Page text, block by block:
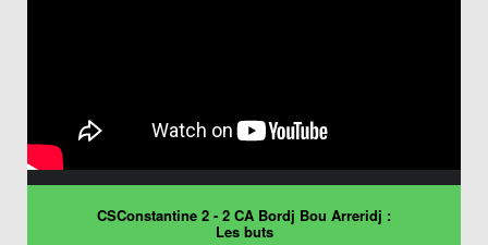
CSConstantine 2 - 2 CA Bordj Bou Arreridj :
Les buts